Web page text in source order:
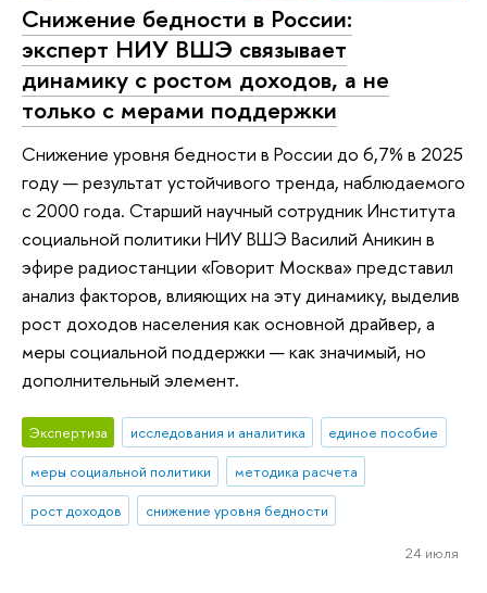
Снижение бедности в России:
эксперт НИУ ВШЭ связывает
динамику с ростом доходов, а не
только с мерами поддержки
Снижение уровня бедности в России до 6,7% в 2025
году — результат устойчивого тренда, наблюдаемого
с 2000 года. Старший научный сотрудник Института
социальной политики НИУ ВШЭ Василий Аникин в
эфире радиостанции «Говорит Москва» представил
анализ факторов, влияющих на эту динамику, выделив
рост доходов населения как основной драйвер, а
меры социальной поддержки — как значимый, но
дополнительный элемент.
Экспертиза исследования и аналитика
единое пособие
меры социальной политики
методика расчета
рост доходов
снижение уровня бедности
24 июля